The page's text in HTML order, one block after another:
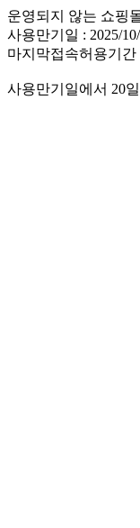
운영되지 않는 쇼핑
사용만기일 : 2025/
마지막접속허용기간
사용만기일에서 20